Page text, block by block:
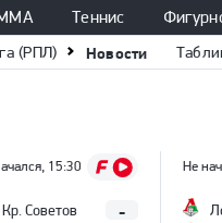
Теннис
(РПЛ) Новости
15:30
Кр. Советов
-
Не